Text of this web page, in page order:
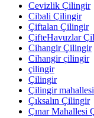
Cevizlik Çilingir
Cibali Çilingir
Çiftalan Çilingir
ÇifteHavuzlar
Cihangir Çilingir
Cihangir çilingir
çilingir
Çilingir
Çilingir
Çıksalın Çilingir
Çınar Mahallesi